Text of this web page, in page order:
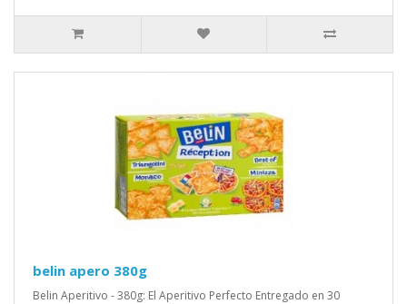
belin apero 380g
Belin Aperitivo - 380g: El Aperitivo Perfecto Entregado en 30